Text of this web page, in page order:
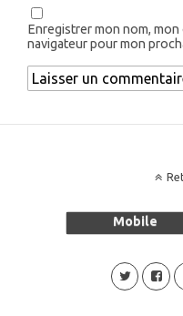
Enregistrer mon nom,
navigateur pour mon
Mobile